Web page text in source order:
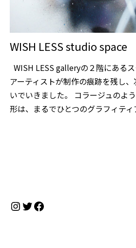
WISH LESS studio space
WISH LESS galleryの２階にある
アーティストが制作の痕跡を残し
いでいきました。 コラージュのよ
形は、まるでひとつのグラフィティ
Instagram
Twitter
Facebook